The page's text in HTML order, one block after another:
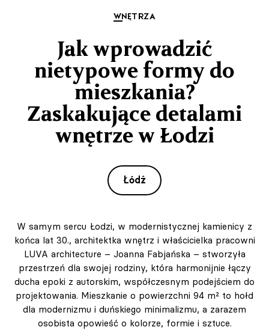
WNĘTRZA
Jak wprowadzić
nietypowe formy do
mieszkania?
Zaskakujące detalami
wnętrze w Łodzi
Łódź
W samym sercu Łodzi, w modernistycznej kamienicy z
końca lat 30., architektka wnętrz i właścicielka pracowni
LUVA architecture – Joanna Fabjańska – stworzyła
przestrzeń dla swojej rodziny, która harmonijnie łączy
ducha epoki z autorskim, współczesnym podejściem do
projektowania. Mieszkanie o powierzchni 94 m² to hołd
dla modernizmu i duńskiego minimalizmu, a zarazem
osobista opowieść o kolorze, formie i sztuce.